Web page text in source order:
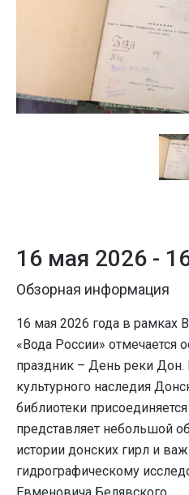
16 мая 2026 -
Обзорная информация
16 мая 2026 года в рамках
«Вода России» отмечается
праздник – День реки Дон.
культурного наследия
библиотеки
представляет небольшой
истории донских гирл и
гидрографическому